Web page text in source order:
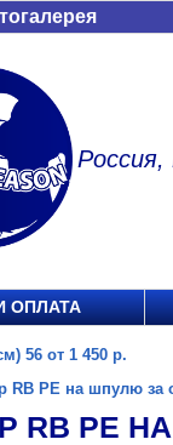
Россия,
ОПЛАТА
56 от 1 450 р.
RB PE на шпулю за
RB